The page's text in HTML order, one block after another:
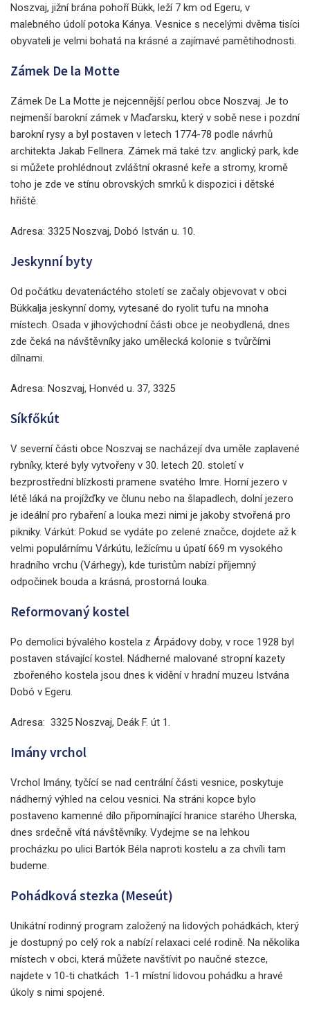
Noszvaj, jižní brána pohoří Bükk, leží 7 km od Egeru, v
malebného údolí potoka Kánya. Vesnice s necelými dvěma tisíci
obyvateli je velmi bohatá na krásné a zajímavé pamětihodnosti.
Zámek De la Motte
Zámek De La Motte je nejcennější perlou obce Noszvaj. Je to
nejmenší barokní zámek v Maďarsku, který v sobě nese i pozdní
barokní rysy a byl postaven v letech 1774-78 podle návrhů
architekta Jakab Fellnera. Zámek má také tzv. anglický park, kde
si můžete prohlédnout zvláštní okrasné keře a stromy, kromě
toho je zde ve stínu obrovských smrků k dispozici i dětské
hřiště.
Adresa: 3325 Noszvaj, Dobó István u. 10.
Jeskynní byty
Od počátku devatenáctého století se začaly objevovat v obci
Bükkalja jeskynní domy, vytesané do ryolit tufu na mnoha
místech. Osada v jihovýchodní části obce je neobydlená, dnes
zde čeká na návštěvníky jako umělecká kolonie s tvůrčími
dílnami.
Adresa: Noszvaj, Honvéd u. 37, 3325
Síkfőkút
V severní části obce Noszvaj se nacházejí dva uměle zaplavené
rybníky, které byly vytvořeny v 30. letech 20. století v
bezprostřední blízkosti pramene svatého Imre. Horní jezero v
létě láká na projížďky ve člunu nebo na šlapadlech, dolní jezero
je ideální pro rybaření a louka mezi nimi je jakoby stvořená pro
pikniky. Várkút: Pokud se vydáte po zelené značce, dojdete až k
velmi populárnímu Várkútu, ležícímu u úpatí 669 m vysokého
hradního vrchu (Várhegy), kde turistům nabízí příjemný
odpočinek bouda a krásná, prostorná louka.
Reformovaný kostel
Po demolici bývalého kostela z Árpádovy doby, v roce 1928 byl
postaven stávající kostel. Nádherné malované stropní kazety
zbořeného kostela jsou dnes k vidění v hradní muzeu Istvána
Dobó v Egeru.
Adresa: 3325 Noszvaj, Deák F. út 1.
Imány vrchol
Vrchol Imány, tyčící se nad centrální části vesnice, poskytuje
nádherný výhled na celou vesnici. Na stráni kopce bylo
postaveno kamenné dílo připomínající hranice starého Uherska,
dnes srdečně vítá návštěvníky. Vydejme se na lehkou
procházku po ulici Bartók Béla naproti kostelu a za chvíli tam
budeme.
Pohádková stezka (Meseút)
Unikátní rodinný program založený na lidových pohádkách, který
je dostupný po celý rok a nabízí relaxaci celé rodině. Na několika
místech v obci, která můžete navštívit po naučné stezce,
najdete v 10-ti chatkách 1-1 místní lidovou pohádku a hravé
úkoly s nimi spojené.